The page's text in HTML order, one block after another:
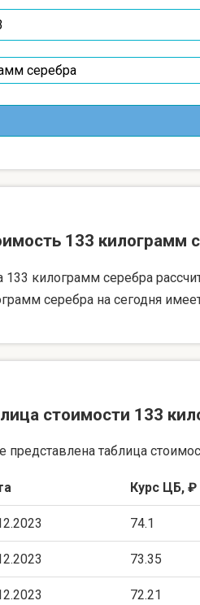
133 килограмм
133 килограмм серебра
серебра на сегодня
стоимости 133
представлена таблица
Курс ЦБ, ₽
74.1
73.35
72.21